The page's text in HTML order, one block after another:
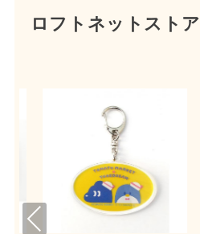
ロフトネットストア
Pre